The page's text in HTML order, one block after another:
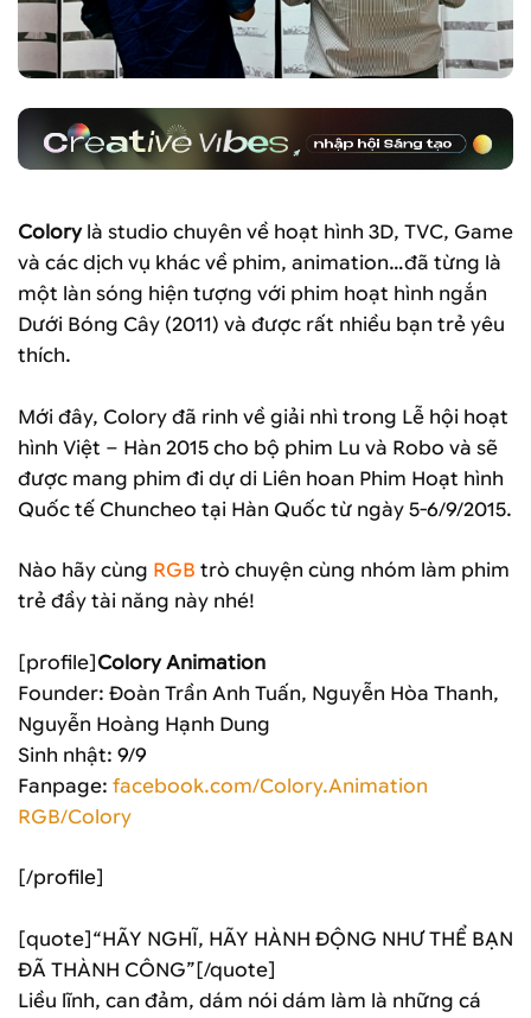
Colorylà studio chuyên về hoạt hình 3D, TVC, Game
và các dịch vụ khác về phim, animation…đã từng là
một làn sóng hiện tượng với phim hoạt hình ngắn
Dưới Bóng Cây (2011) và được rất nhiều bạn trẻ yêu
thích.
Mới đây, Colory đã rinh về giải nhì trong Lễ hội hoạt
hình Việt – Hàn 2015 cho bộ phim Lu và Robo và sẽ
được mang phim đi dự di Liên hoan Phim Hoạt hình
Quốc tế Chuncheo tại Hàn Quốc từ ngày 5-6/9/2015.
Nào hãy cùng RGB trò chuyện cùng nhóm làm phim
trẻ đầy tài năng này nhé!
[profile]Colory Animation
Founder: Đoàn Trần Anh Tuấn, Nguyễn Hòa Thanh,
Nguyễn Hoàng Hạnh Dung
Sinh nhật: 9/9
Fanpage: facebook.com/Colory.Animation
RGB/Colory
[/profile]
[quote]“HÃY NGHĨ, HÃY HÀNH ĐỘNG NHƯ THỂ BẠN
ĐÃ THÀNH CÔNG”[/quote]
Liều lĩnh, can đảm, dám nói dám làm là những cá